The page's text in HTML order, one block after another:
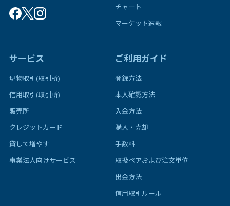
チャート
マーケット速報
サービス
現物取引(取引所)
信用取引(取引所)
販売所
クレジットカード
貸して増やす
事業法人向けサービス
ご利用ガイド
登録方法
本人確認方法
入金方法
購入・売却
手数料
取扱ペアおよび注文単位
出金方法
信用取引ルール